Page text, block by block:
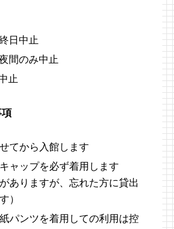
日中止
間のみ中止
止
てから入館します
ャップを必ず着用します
がありますが、忘れた方に貸出
）
パンツを着用しての利用は控